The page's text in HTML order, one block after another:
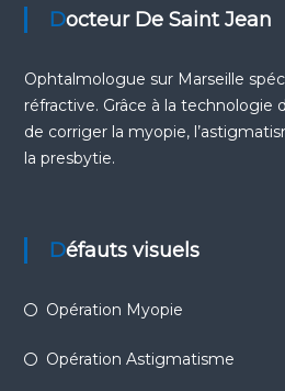
Docteur De Saint Jean
Ophtalmologue sur Marseille
réfractive. Grâce à la technologie
de corriger la myopie, l’
la presbytie.
Défauts visuels
Opération Myopie
Opération Astigmatisme